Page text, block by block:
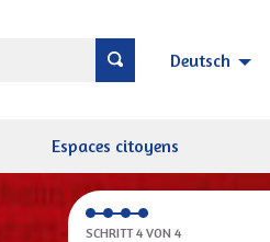
Deutsch
Espaces citoyens
SCHRITT 4 VON 4